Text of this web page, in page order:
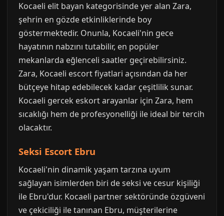
Kocaeli elit bayan kategorisinde yer alan Zara,
şehrin en gözde etkinliklerinde boy
göstermektedir. Onunla, Kocaeli'nin gece
hayatının nabzını tutabilir, en popüler
mekanlarda eğlenceli saatler geçirebilirsiniz.
Zara, Kocaeli escort fiyatlari açısından da her
bütçeye hitap edebilecek kadar çeşitlilik sunar.
Kocaeli gercek eskort arayanlar için Zara, hem
sıcaklığı hem de profesyonelliği ile ideal bir tercih
olacaktır.
Seksi Escort Ebru
Kocaeli'nin dinamik yaşam tarzına uyum
sağlayan isimlerden biri de seksi ve cesur kişiliği
ile Ebru'dur. Kocaeli partner sektöründe özgüveni
ve çekiciliği ile tanınan Ebru, müşterilerine